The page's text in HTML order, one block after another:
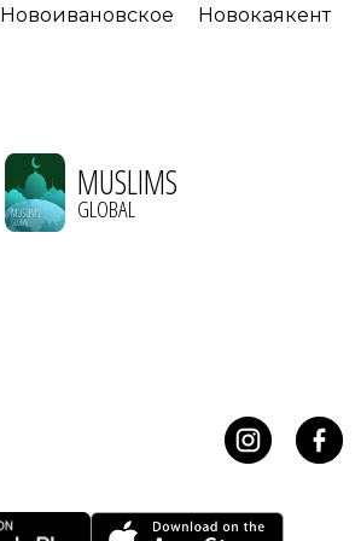
Новоивановское Новокаякент
MUSLIMS
GLOBAL